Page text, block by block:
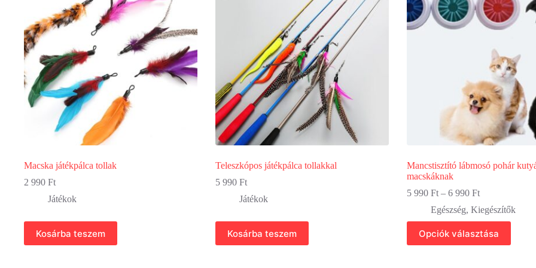
termékoldalon
választhatók
ki
változatok
a
termékoldalon
Macska játékpálca tollak
2 990 Ft
Játékok
Kosárba teszem
Teleszkópos játékpálca tollakkal
5 990 Ft
Játékok
Kosárba teszem
Mancstisztító lábmosó pohár
macskáknak
5 990 Ft – 6 990 FtÁrtartomány:
990 Ft
-
6
990 Ft
Egészség, Kiegészítők
Opciók választása
Ennek
terméknek